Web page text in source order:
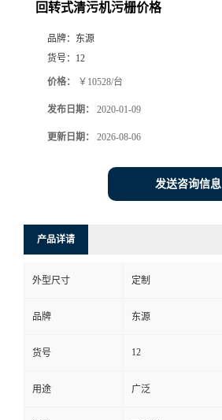
回转式清污机污栅价格
品牌： 东源
货号： 12
价格： ￥10528/台
发布日期： 2020-01-09
更新日期： 2026-08-06
发送咨询信息
产品详请
外型尺寸 定制
品牌 东源
货号 12
用途 广泛